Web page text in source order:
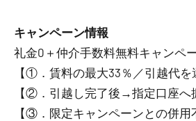
キャンペーン情報
礼金0 ＋ 仲介手数料無料キャンペ
【①．賃料の最大33％／引越代を
【②．引越し完了後→指定口座へ
【③．限定キャンペーンとの併用